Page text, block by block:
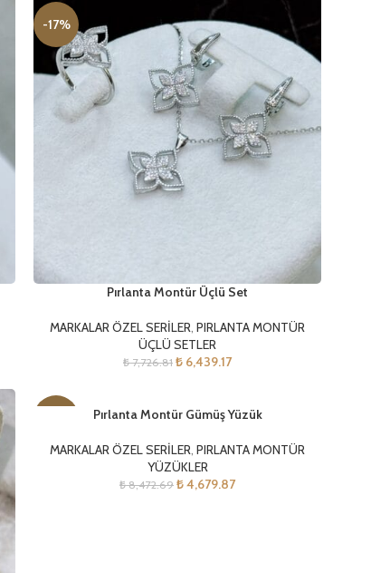
-17%
Pırlanta Montür Üçlü Set
MARKALAR ÖZEL SERİLER,PIRLANTA MONTÜR
ÜÇLÜ SETLER
₺7,726.81 ₺ 6,439.17
Pırlanta Montür Gümüş Yüzük
MARKALAR ÖZEL SERİLER,PIRLANTA MONTÜR
YÜZÜKLER
₺8,472.69 ₺4,679.87